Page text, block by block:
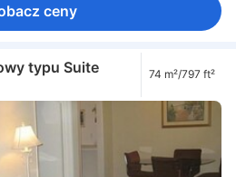
ceny
typu Suite
74 m²/797 ft²